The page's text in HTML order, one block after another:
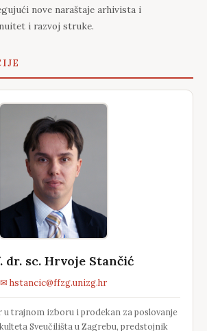
nove naraštaje arhivista i
i razvoj struke.
dr. sc. Hrvoje Stančić
✉ hstancic@ffzg.unizg.hr
u trajnom izboru i prodekan za poslovanje
Sveučilišta u Zagrebu, predstojnik